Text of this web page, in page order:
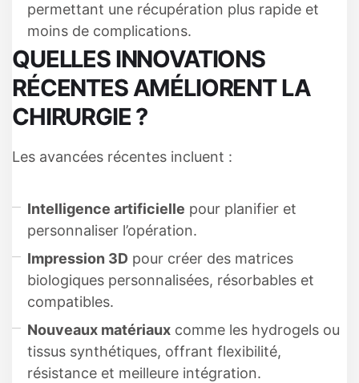
permettant une récupération plus rapide et
moins de complications.
QUELLES INNOVATIONS
RÉCENTES AMÉLIORENT LA
CHIRURGIE ?
Les avancées récentes incluent :
Intelligence artificielle pour planifier et
personnaliser l’opération.
Impression 3D pour créer des matrices
biologiques personnalisées, résorbables et
compatibles.
Nouveaux matériaux comme les hydrogels ou
tissus synthétiques, offrant flexibilité,
résistance et meilleure intégration.